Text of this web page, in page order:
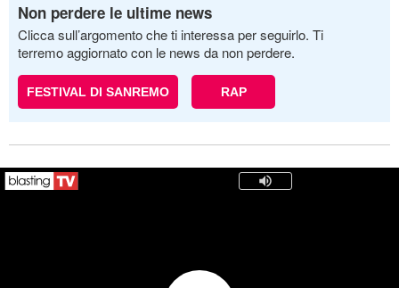
Non perdere le ultime news
Clicca sull’argomento che ti interessa per seguirlo. Ti
terremo aggiornato con le news da non perdere.
FESTIVAL DI SANREMO RAP